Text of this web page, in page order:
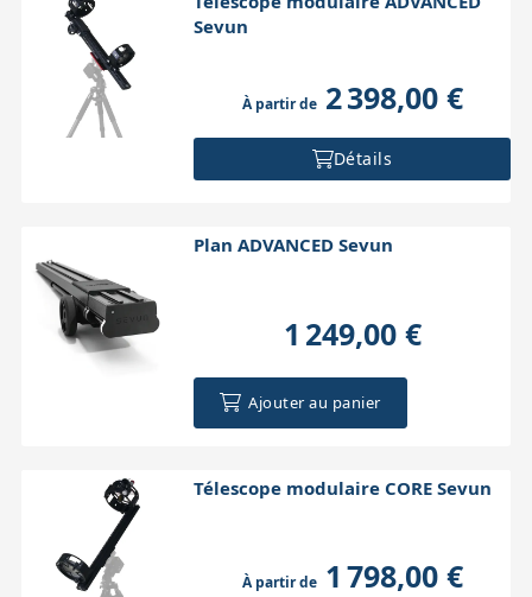
Sevun
À partir de2 398,00 €
Détails
Plan ADVANCED Sevun
1 249,00 €
Ajouter au panier
Télescope modulaire CORE Sevun
À partir de1 798,00 €